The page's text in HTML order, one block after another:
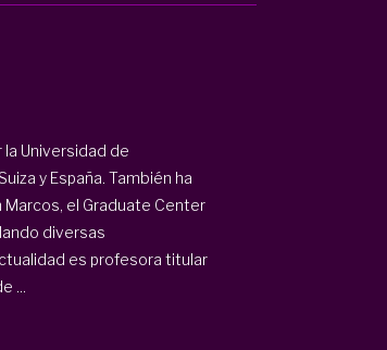
Universidad de
y España. También ha
el Graduate Center
diversas
es profesora titular
...